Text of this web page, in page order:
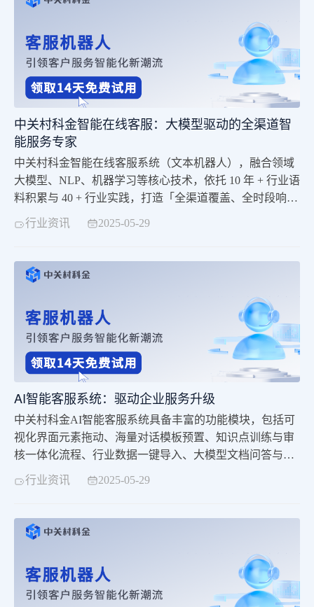
入，实现服务体验的质的飞跃，开启智能服务新时代。产
中关村科金智能在线客服：大模型驱动的全渠道智
能服务专家
中关村科金智能在线客服系统（文本机器人），融合领域
大模型、NLP、机器学习等核心技术，依托 10 年 + 行业语
料积累与 40 + 行业实践，打造「全渠道覆盖、全时段响
应、全流程智能」的客户服务解决方案，助力企业降本增
合。海量对话模板预置，流程 / 节点一键复制，快速与业
务系统无缝对接，让企业轻松定
行业资讯 2025-05-29
AI智能客服系统：驱动企业服务升级
中关村科金AI智能客服系统具备丰富的功能模块，包括可
视化界面元素拖动、海量对话模板预置、知识点训练与审
核一体化流程、行业数据一键导入、大模型文档问答与机
器人流程融合等，帮助企业快速构建知识库，提升服务效
户体验一致性。
行业资讯 2025-05-29